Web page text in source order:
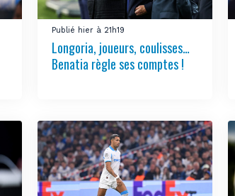
Publié hier à 21h19
Longoria, joueurs, coulisses…
Benatia règle ses comptes !